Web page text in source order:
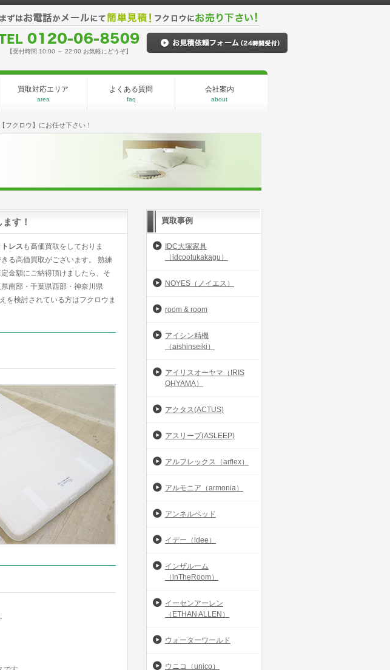
【受付時間 10:00 ～ 22:00 お気軽にどうぞ】
買取対応エリア
area
よくある質問
faq
会社案内
about
フクロウ】にお任せ下さい！
す！
レス も高価買取をしておりま
る高価買取がございます。 熟練
金額にご納得頂けましたら、そ
南部・千葉県西部・神奈川県
を検討されている方はフクロウま
買取事例
IDC大塚家具
（idcootukakagu）
NOYES（ノイエス）
room & room
アイシン精機
（aishinseiki）
アイリスオーヤマ（IRIS
OHYAMA）
アクタス(ACTUS)
アスリープ(ASLEEP)
アルフレックス（arflex）
アルモニア（armonia）
アンネルベッド
イデー（idee）
インザルーム
（inTheRoom）
イーセンアーレン
（ETHAN ALLEN）
ウォーターワールド
ウニコ（unico）